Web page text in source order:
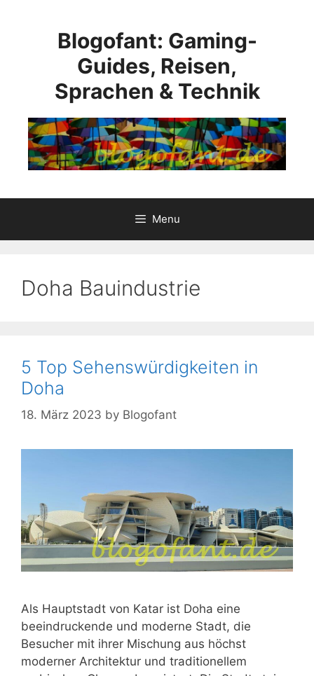
Blogofant: Gaming-
Guides, Reisen,
Sprachen & Technik
Menu
Doha Bauindustrie
5 Top Sehenswürdigkeiten in
Doha
18. März 2023 by Blogofant
Als Hauptstadt von Katar ist Doha eine
beeindruckende und moderne Stadt, die
Besucher mit ihrer Mischung aus höchst
moderner Architektur und traditionellem